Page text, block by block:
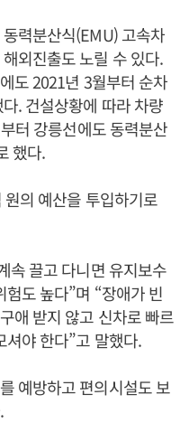
력분산식(EMU) 고속차
외진출도 노릴 수 있다.
도 2021년 3월부터 순차
. 건설상황에 따라 차량
터 강릉선에도 동력분산
했다.
의 예산을 투입하기로
속 끌고 다니면 유지보수
도 높다”며 “장애가 빈
애 받지 않고 신차로 빠르
야 한다”고 말했다.
예방하고 편의시설도 보